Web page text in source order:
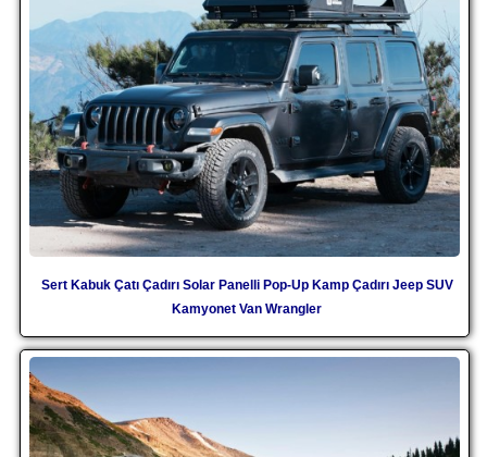
Sert Kabuk Çatı Çadırı Solar Panelli Pop-Up Kamp Çadırı Jeep SUV
Kamyonet Van Wrangler